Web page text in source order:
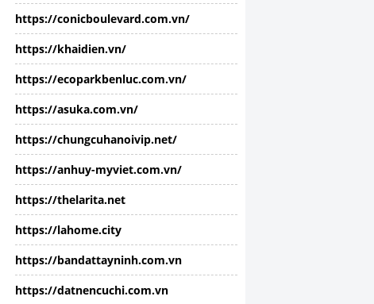
https://conicboulevard.com.vn/
https://khaidien.vn/
https://ecoparkbenluc.com.vn/
https://asuka.com.vn/
https://chungcuhanoivip.net/
https://anhuy-myviet.com.vn/
https://thelarita.net
https://lahome.city
https://bandattayninh.com.vn
https://datnencuchi.com.vn